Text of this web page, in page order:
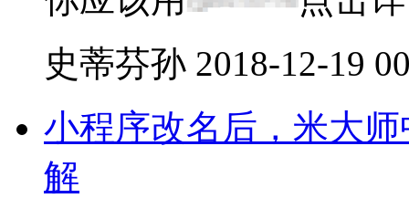
史蒂芬孙 2018-12-19
小程序改名后，米大
解